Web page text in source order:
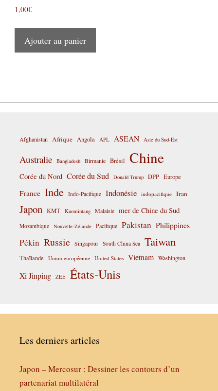
1,00€
Ajouter au panier
Afghanistan Afrique Angola APL ASEAN Asie du Sud-Est
Australie Bangladesh Birmanie Brésil Chine
Corée du Nord Corée du Sud Donald Trump DPP Europe
France Inde Indo-Pacifique Indonésie indopacifique Iran
Japon KMT Kuomintang Malaisie mer de Chine du Sud
Mozambique Nouvelle-Zélande Pacifique Pakistan Philippines
Pékin Russie Singapour South China Sea Taiwan
Thaïlande Union européenne United States Vietnam Washington
Xi Jinping ZEE États-Unis
Les derniers articles
Japon – Mercosur : Dessiner les contours d’un
partenariat multilatéral